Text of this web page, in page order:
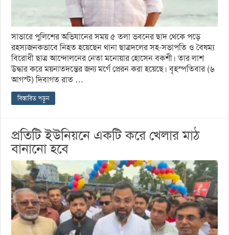
সাভারে পুলিশের অভিযানের সময় ৫ তলা ভবনের ছাদ থেকে পড়ে
রহস্যজনকভাবে নিহত হয়েছেন থানা ছাত্রদলের সহ-সভাপতি ও বৈষম্য
বিরোধী ছাত্র আন্দোলনের নেতা মনোয়ার হোসেন বকশী। তার লাশ
উদ্ধার করে ময়নাতদন্তের জন্য মর্গে প্রেরন করা হয়েছে। বৃহস্পতিবার (৬
আগস্ট) দিবাগত রাত …
বিস্তারিত পড়ুন
প্রতিটি ইউনিয়নে একটি করে খেলার মাঠ
বানানো হবে